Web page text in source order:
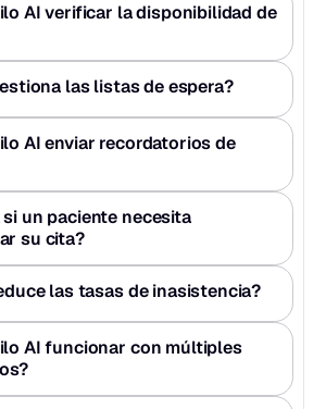
AI verificar la disponibilidad de
las listas de espera?
AI enviar recordatorios de
si un paciente necesita
su cita?
las tasas de inasistencia?
AI funcionar con múltiples